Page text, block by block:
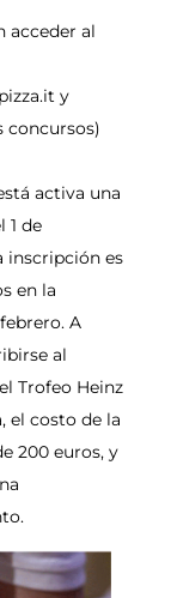
acceder al
y
concursos)
activa una
1 de
inscripción es
en la
A
al
Trofeo Heinz
el costo de la
200 euros, y